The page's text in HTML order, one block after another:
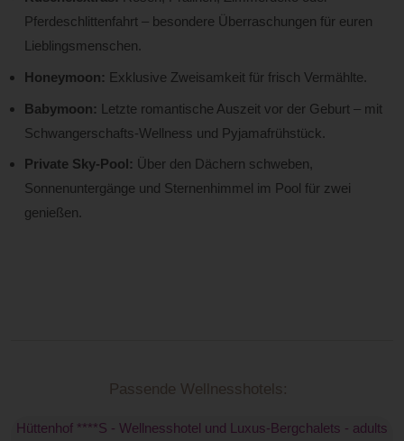
Pferdeschlittenfahrt – besondere Überraschungen für euren
Lieblingsmenschen.
Honeymoon: Exklusive Zweisamkeit für frisch Vermählte.
Babymoon: Letzte romantische Auszeit vor der Geburt – mit
Schwangerschafts-Wellness und Pyjamafrühstück.
Private Sky-Pool: Über den Dächern schweben,
Sonnenuntergänge und Sternenhimmel im Pool für zwei
genießen.
Passende Wellnesshotels:
Hüttenhof ****S - Wellnesshotel und Luxus-Bergchalets - adults